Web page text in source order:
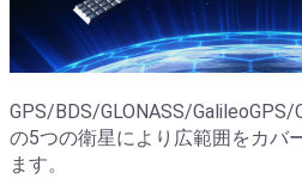
GPS/BDS/GLONASS/GalileoGPS/
の5つの衛星により広範囲をカバ
ます。